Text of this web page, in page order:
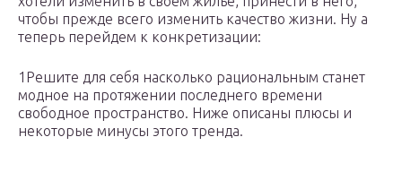
чтобы прежде всего изменить качество жизни. Ну а
теперь перейдем к конкретизации:
1Решите для себя насколько рациональным станет
модное на протяжении последнего времени
свободное пространство. Ниже описаны плюсы и
некоторые минусы этого тренда.